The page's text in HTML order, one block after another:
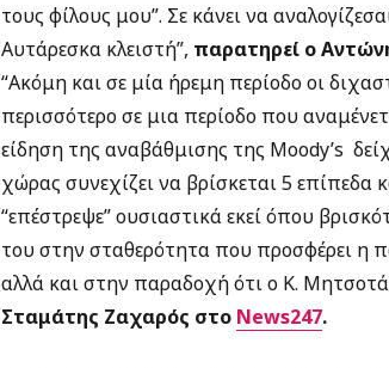
τους φίλους μου”. Σε κάνει να
Αυτάρεσκα κλειστή”, παρατηρεί ο
“Ακόμη και σε μία ήρεμη περίοδο οι
περισσότερο σε μια περίοδο που
είδηση της αναβάθμισης της Moody’s
χώρας συνεχίζει να βρίσκεται 5 επίπεδα
“επέστρεψε” ουσιαστικά εκεί όπου
του στην σταθερότητα που προσφέρει η
αλλά και στην παραδοχή ότι ο Κ.
Σταμάτης Ζαχαρός στο News247.